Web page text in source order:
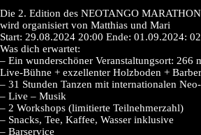
Die 2. Edition des NEOTANGO
wird organisiert von Matthias und Mari
Start: 29.08.2024 20:00 Ende: 01.09.2024:
Was dich erwartet:
– Ein wunderschöner Veranstaltungsort: 266
Live-Bühne + exzellenter Holzboden +
– 31 Stunden Tanzen mit internationalen
– Live – Musik
– 2 Workshops (limitierte Teilnehmerzahl)
– Snacks, Tee, Kaffee, Wasser inklusive
– Barservice